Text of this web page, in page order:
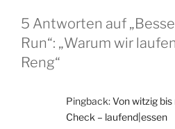
5 Antworten auf
Run“: „Warum wir
Reng“
Pingback:Von witzig
Check – laufend|essen